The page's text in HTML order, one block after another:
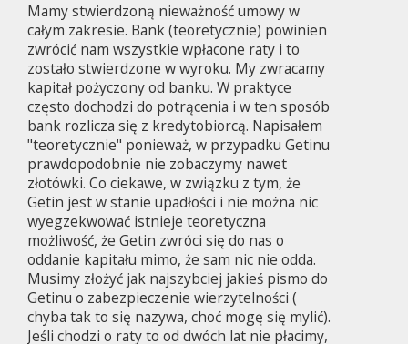
Mamy stwierdzoną nieważność umowy w
całym zakresie. Bank (teoretycznie) powinien
zwrócić nam wszystkie wpłacone raty i to
zostało stwierdzone w wyroku. My zwracamy
kapitał pożyczony od banku. W praktyce
często dochodzi do potrącenia i w ten sposób
bank rozlicza się z kredytobiorcą. Napisałem
"teoretycznie" ponieważ, w przypadku Getinu
prawdopodobnie nie zobaczymy nawet
złotówki. Co ciekawe, w związku z tym, że
Getin jest w stanie upadłości i nie można nic
wyegzekwować istnieje teoretyczna
możliwość, że Getin zwróci się do nas o
oddanie kapitału mimo, że sam nic nie odda.
Musimy złożyć jak najszybciej jakieś pismo do
Getinu o zabezpieczenie wierzytelności (
chyba tak to się nazywa, choć mogę się mylić).
Jeśli chodzi o raty to od dwóch lat nie płacimy,